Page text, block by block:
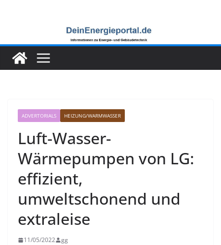
ADVERTORIALS HEIZUNG/WARMWASSER
Luft-Wasser-
Wärmepumpen von LG:
effizient,
umweltschonend und
extraleise
11/05/2022 gg